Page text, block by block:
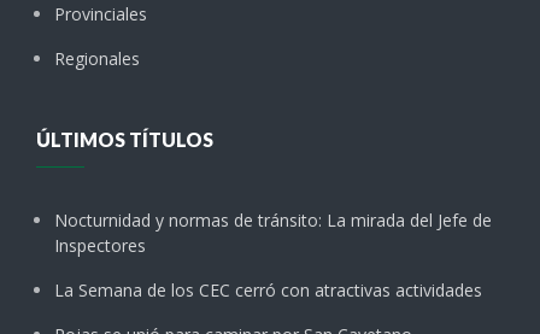
Provinciales
Regionales
ÚLTIMOS TÍTULOS
Nocturnidad y normas de tránsito: La mirada del Jefe de
Inspectores
La Semana de los CEC cerró con atractivas actividades